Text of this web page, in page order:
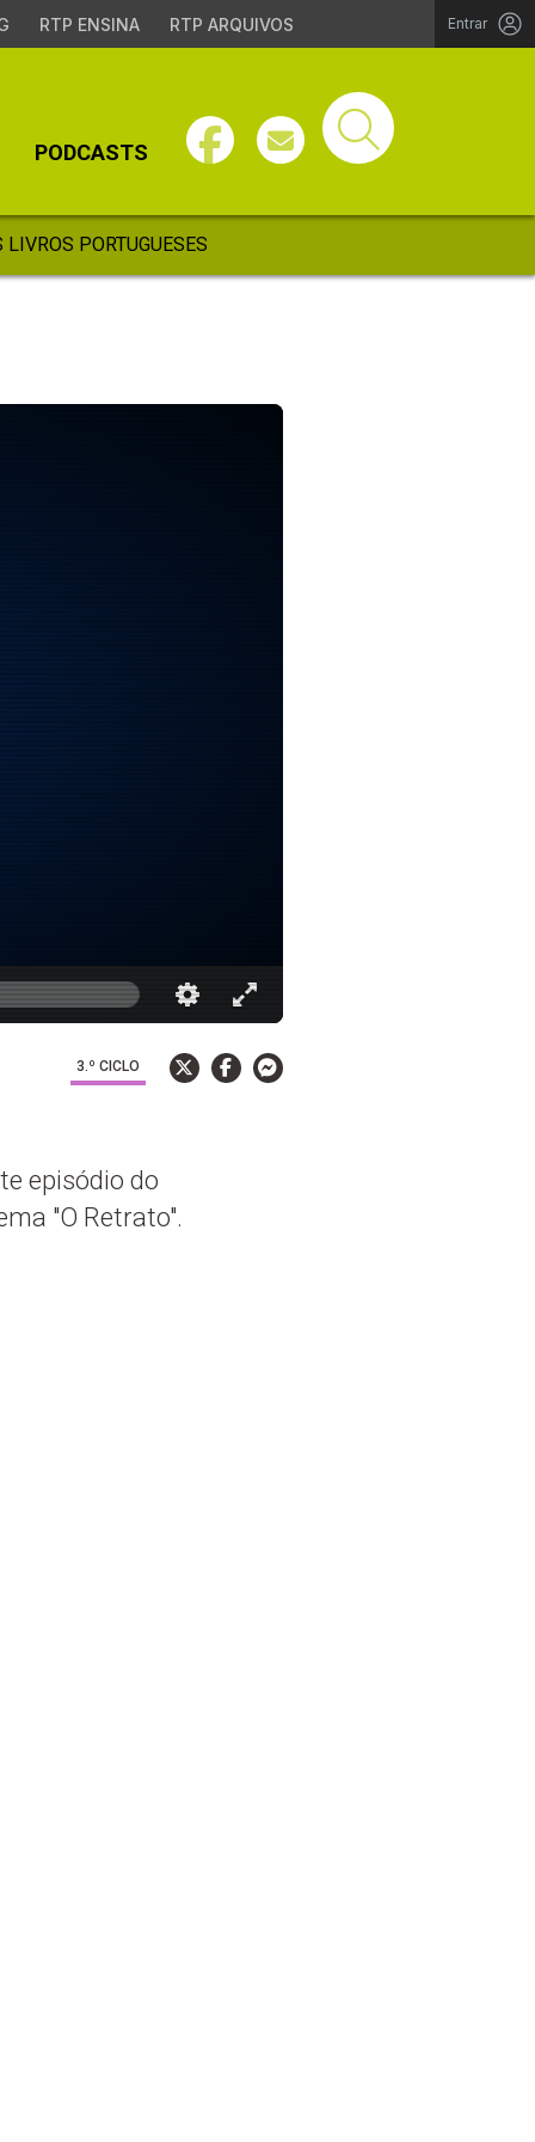
RTP ENSINA RTP ARQUIVOS Entrar
PODCASTS
LIVROS PORTUGUESES
3.º CICLO
episódio do
"O Retrato".